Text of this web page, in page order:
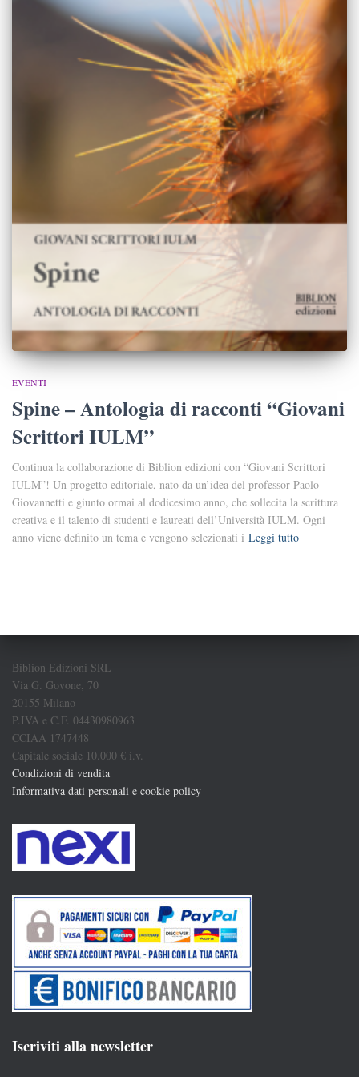
EVENTI
Spine – Antologia di racconti “Giovani
Scrittori IULM”
Continua la collaborazione di Biblion edizioni con “Giovani Scrittori
IULM”! Un progetto editoriale, nato da un’idea del professor Paolo
Giovannetti e giunto ormai al dodicesimo anno, che sollecita la scrittura
creativa e il talento di studenti e laureati dell’Università IULM. Ogni
anno viene definito un tema e vengono selezionati i Leggi tutto
Biblion Edizioni SRL
Via G. Govone, 70
20155 Milano
P.IVA e C.F. 04430980963
CCIAA 1747448
Capitale sociale 10.000 € i.v.
Condizioni di vendita
Informativa dati personali e cookie policy
Iscriviti alla newsletter